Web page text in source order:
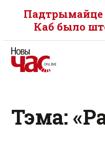
Падтрымайце
Каб было
Тэма: